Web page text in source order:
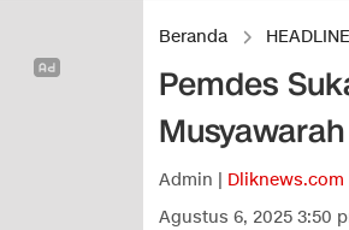
Beranda
Pemdes
Admin | Dliknews.com
Agustus 6, 2025 3:50